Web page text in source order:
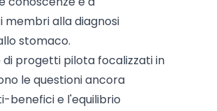
alla diagnosi
stomaco.
di progetti pilota focalizzati in
le questioni ancora
benefici e l'equilibrio